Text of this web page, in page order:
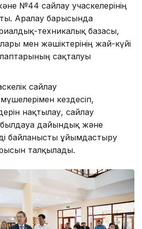
№44 сайлау учаскелерінің
Аралау барысында
техникалық базасы,
мен жәшіктерінің жай-күйі
сақталуы
сайлау
кездесіп,
нақтылау, сайлау
дайындық және
байланысты ұйымдастыру
талқылады.